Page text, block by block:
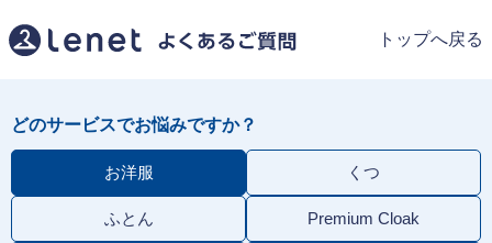
トップへ戻る
どのサービスでお悩みですか？
お洋服 くつ
ふとん Premium Cloak